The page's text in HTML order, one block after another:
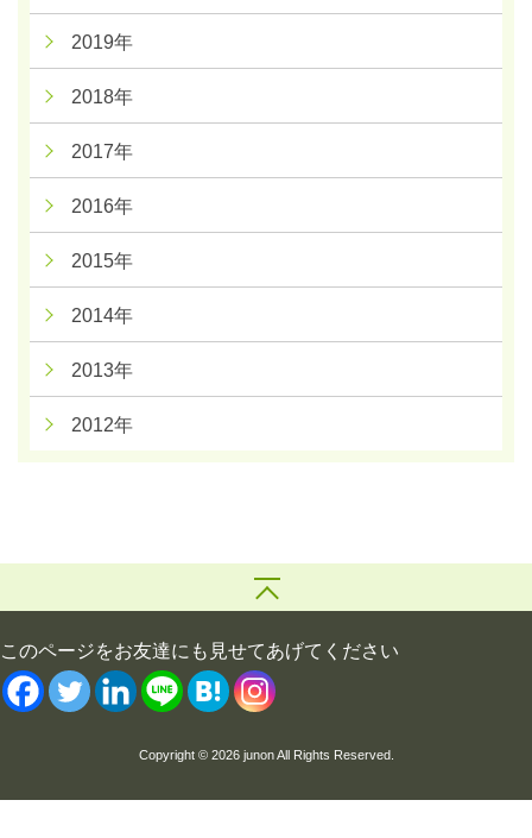
2019年
2018年
2017年
2016年
2015年
2014年
2013年
2012年
このページをお友達にも見せてあげてください
Copyright © 2026 junon All Rights Reserved.